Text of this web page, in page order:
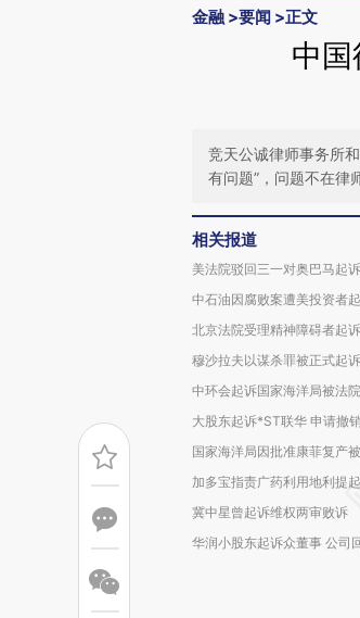
金融 >要闻 >正文
中
竞天公诚律师事务所
有问题”，问题不在律
相关报道
美法院驳回三一对奥巴马起诉
中石油因腐败案遭美投资者
北京法院受理精神障碍者起
穆沙拉夫以谋杀罪被正式起诉
中环会起诉国家海洋局被法
大股东起诉*ST联华 申请撤
国家海洋局因批准康菲复产
加多宝指责广药利用地利提
冀中星曾起诉维权两审败诉
华润小股东起诉众董事 公司